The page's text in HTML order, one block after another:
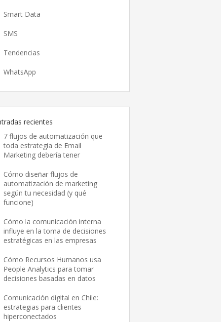
Smart Data
SMS
Tendencias
WhatsApp
recientes
7 flujos de automatización que
toda estrategia de Email
Marketing debería tener
Cómo diseñar flujos de
automatización de marketing
según tu necesidad (y qué
funcione)
Cómo la comunicación interna
influye en la toma de decisiones
estratégicas en las empresas
Cómo Recursos Humanos usa
People Analytics para tomar
decisiones basadas en datos
Comunicación digital en Chile:
estrategias para clientes
hiperconectados